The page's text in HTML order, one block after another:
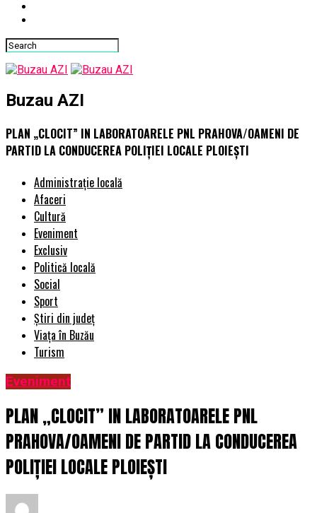
Buzau AZI
PLAN „CLOCIT” IN LABORATOARELE PNL PRAHOVA/OAMENI DE
PARTID LA CONDUCEREA POLIȚIEI LOCALE PLOIEȘTI
Administrație locală
Afaceri
Cultură
Eveniment
Exclusiv
Politică locală
Social
Sport
Știri din județ
Viața în Buzău
Turism
Eveniment
PLAN „CLOCIT” IN LABORATOARELE PNL
PRAHOVA/OAMENI DE PARTID LA CONDUCEREA
POLIȚIEI LOCALE PLOIEȘTI